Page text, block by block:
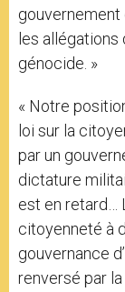
gouvernement
les allégations
génocide. »
« Notre
loi sur la
par un
dictature
est en retard…
citoyenneté à
gouvernance
renversé par